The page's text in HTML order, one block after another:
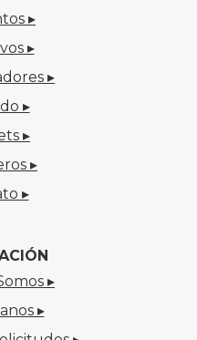
▸
▸
▸
▸
▸
▸
▸
▸
▸